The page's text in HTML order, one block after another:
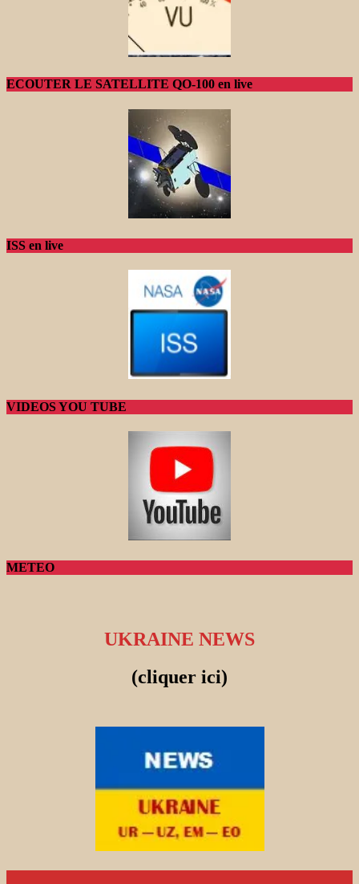
ECOUTER LE SATELLITE QO-100 en live
ISS en live
VIDEOS YOU TUBE
METEO
UKRAINE NEWS
(cliquer ici)